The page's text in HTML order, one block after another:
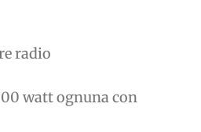
radio
watt ognuna con